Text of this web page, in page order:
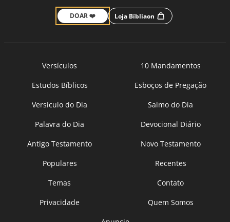
DOAR ❤️ Loja Bíbliaon
Versículos
10 Mandamentos
Estudos Bíblicos
Esboços de Pregação
Versículo do Dia
Salmo do Dia
Palavra do Dia
Devocional Diário
Antigo Testamento
Novo Testamento
Populares
Recentes
Temas
Contato
Privacidade
Quem Somos